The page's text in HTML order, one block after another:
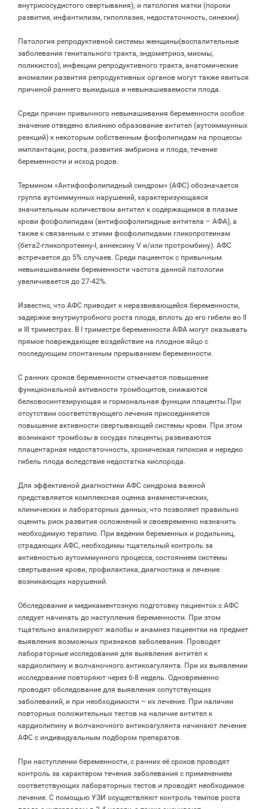
внутрисосудистого свертывания); и патология матки (пороки
развития, инфантилизм, гипоплазия, недостаточность, синехии).
Патология репродуктивной системы женщины(воспалительные
заболевания генитального тракта, эндометриоз, миомы,
поликистоз), инфекции репродуктивного тракта, анатомические
аномалии развития репродуктивных органов могут также явиться
причиной раннего выкидыша и невынашиваемости плода.
Среди причин привычного невынашивания беременности особое
значение отведено влиянию образование антител (аутоиммунных
реакций) к некоторым собственным фосфолипидам на процессы
имплантации, роста, развития эмбриона и плода, течение
беременности и исход родов.
Термином «Антифосфолипидный синдром» (АФС) обозначается
группа аутоиммунных нарушений, характеризующаяся
значительным количеством антител к содержащимся в плазме
крови фосфолипидам (антифосфолипидные антитела – АФА), а
также к связанным с этими фосфолипидами гликопротеинам
(бета2-гликопротеину-I, аннексину V и/или протромбину). АФС
встречается до 5% случаев. Среди пациенток с привычным
невынашиванием беременности частота данной патологии
увеличивается до 27-42%.
Известно, что АФС приводит к неразвивающейся беременности,
задержке внутриутробного роста плода, вплоть до его гибели во II
и III триместрах. В I триместре беременности АФА могут оказывать
прямое повреждающее воздействие на плодное яйцо с
последующим спонтанным прерыванием беременности.
С ранних сроков беременности отмечается повышение
функциональной активности тромбоцитов, снижаются
белковосинтезирующая и гормональная функции плаценты.При
отсутствии соответствующего лечения присоединяется
повышение активности свертывающей системы крови. При этом
возникают тромбозы в сосудах плаценты, развиваются
плацентарная недостаточность, хроническая гипоксия и нередко
гибель плода вследствие недостатка кислорода.
Для эффективной диагностики АФС синдрома важной
представляется комплексная оценка анамнестических,
клинических и лабораторных данных, что позволяет правильно
оценить риск развития осложнений и своевременно назначить
необходимую терапию. При ведении беременных и родильниц,
страдающих АФС, необходимы тщательный контроль за
активностью аутоиммунного процесса, состоянием системы
свертывания крови, профилактика, диагностика и лечение
возникающих нарушений.
Обследование и медикаментозную подготовку пациенток с АФС
следует начинать до наступления беременности. При этом
тщательно анализируют жалобы и анамнез пациентки на предмет
выявления возможных признаков заболевания. Проводят
лабораторные исследования для выявления антител к
кардиолипину и волчаночного антикоагулянта. При их выявлении
исследование повторяют через 6-8 недель. Одновременно
проводят обследование для выявления сопутствующих
заболеваний, и при необходимости – их лечение. При наличии
повторных положительных тестов на наличие антител к
кардиолипину и волчаночного антикоагулянта начинают лечение
АФС с индивидуальным подбором препаратов.
При наступлении беременности, с ранних её сроков проводят
контроль за характером течения заболевания с применением
соответствующих лабораторных тестов и проводят необходимое
лечение. С помощью УЗИ осуществляют контроль темпов роста